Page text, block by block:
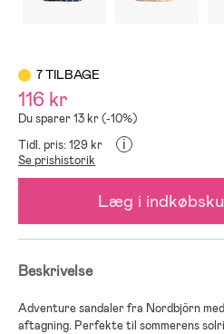
7 TILBAGE
116 kr
Du sparer 13 kr (-10%)
Tidl. pris: 129 kr
i
Se prishistorik
Læg i
Beskrivelse
Adventure sandaler fra Nordbjörn
aftagning. Perfekte til sommerens